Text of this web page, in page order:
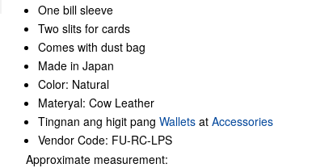
One bill sleeve
Two slits for cards
Comes with dust bag
Made in Japan
Color: Natural
Materyal: Cow Leather
Tingnan ang higit pang Wallets at Accessories
Vendor Code: FU-RC-LPS
Approximate measurement: